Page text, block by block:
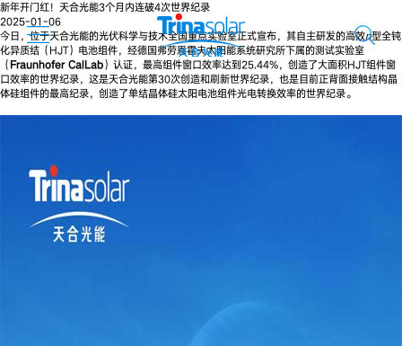
新年开门红！天合光能3个月内连破4次世界纪录
2025-01-06
今日，位于天合光能的光伏科学与技术全国重点实验室正式宣布，其自主研发的高效n型全钝
化异质结（HJT）电池组件，经德国‌弗劳恩霍夫太阳能系统研究所下属的测试实验室
（ Fraunhofer CalLab‌）认证，最高组件窗口效率达到25.44%，创造了大面积HJT组件窗
口效率的世界纪录，这是天合光能第30次创造和刷新世界纪录，也是目前正背面接触结构晶
体硅组件的最高纪录，创造了单结晶体硅太阳电池组件光电转换效率的世界纪录。